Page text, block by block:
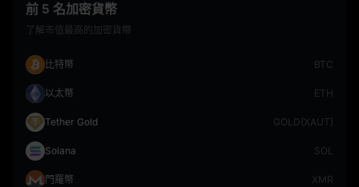
前 5 名加密貨幣
了解市值最高的加密貨幣
比特幣 BTC
以太幣 ETH
Tether Gold GOLD(XAUT)
Solana SOL
門羅幣 XMR